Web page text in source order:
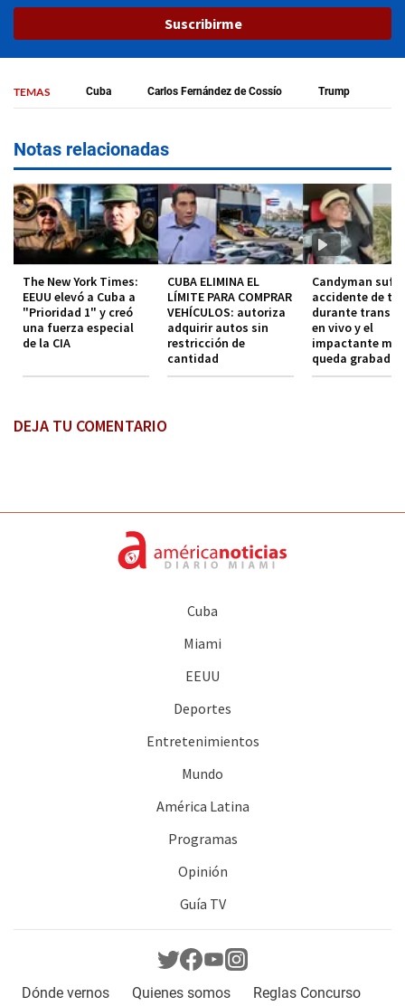
Suscribirme
TEMAS Cuba Carlos Fernández de Cossío Trump
Notas relacionadas
The New York Times:
EEUU elevó a Cuba a
"Prioridad 1" y creó
una fuerza especial
de la CIA
CUBA ELIMINA EL
LÍMITE PARA COMPRAR
VEHÍCULOS: autoriza
adquirir autos sin
restricción de
cantidad
Candyman sufre
accidente de
durante
en vivo y el
impactante
queda grabado
DEJA TU COMENTARIO
Cuba
Miami
EEUU
Deportes
Entretenimientos
Mundo
América Latina
Programas
Opinión
Guía TV
Dónde vernos Quienes somos Reglas Concurso